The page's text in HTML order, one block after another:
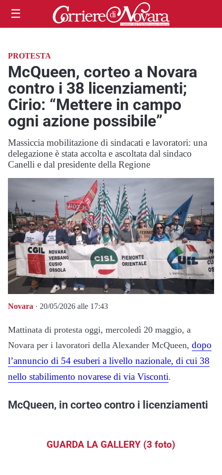
☰
PROTESTA
McQueen, corteo a Novara
contro i 38 licenziamenti;
Cirio: “Mettere in campo
ogni azione possibile”
Massiccia mobilitazione di sindacati e lavoratori: una
delegazione è stata accolta e ascoltata dal sindaco
Canelli e dal presidente della Regione
Novara · 20/05/2026 alle 17:43
Mattinata di protesta oggi, mercoledì 20 maggio, a
Novara per i lavoratori della Alexander McQueen, dopo
l’annuncio di 54 esuberi a livello nazionale, di cui 38
nello stabilimento novarese di via Visconti.
McQueen, in corteo contro i licenziamenti
GUARDA LA GALLERY (3 foto)